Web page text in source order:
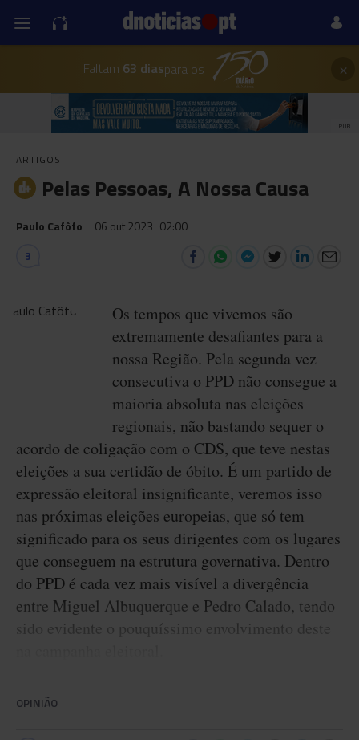
Faltam 63 diaspara os ×
PUB
ARTIGOS
Pelas Pessoas, A Nossa Causa
Paulo Cafôfo 06 out 2023 02:00
3
Os tempos que vivemos são
extremamente desafiantes para a
nossa Região. Pela segunda vez
consecutiva o PPD não consegue a
maioria absoluta nas eleições
regionais, não bastando sequer o
acordo de coligação com o CDS, que teve nestas
eleições a sua certidão de óbito. É um partido de
expressão eleitoral insignificante, veremos isso
nas próximas eleições europeias, que só tem
significado para os seus dirigentes com os lugares
que conseguem na estrutura governativa. Dentro
do PPD é cada vez mais visível a divergência
entre Miguel Albuquerque e Pedro Calado, tendo
sido evidente o pouquíssimo envolvimento deste
OPINIÃO